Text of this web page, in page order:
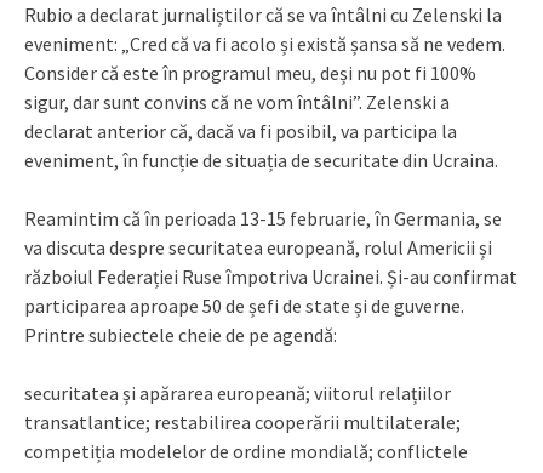
Rubio a declarat jurnaliștilor că se va întâlni cu Zelenski la
eveniment: „Cred că va fi acolo și există șansa să ne vedem.
Consider că este în programul meu, deși nu pot fi 100%
sigur, dar sunt convins că ne vom întâlni”. Zelenski a
declarat anterior că, dacă va fi posibil, va participa la
eveniment, în funcție de situația de securitate din Ucraina.
Reamintim că în perioada 13-15 februarie, în Germania, se
va discuta despre securitatea europeană, rolul Americii și
războiul Federației Ruse împotriva Ucrainei. Și-au confirmat
participarea aproape 50 de șefi de state și de guverne.
Printre subiectele cheie de pe agendă:
securitatea și apărarea europeană; viitorul relațiilor
transatlantice; restabilirea cooperării multilaterale;
competiția modelelor de ordine mondială; conflictele